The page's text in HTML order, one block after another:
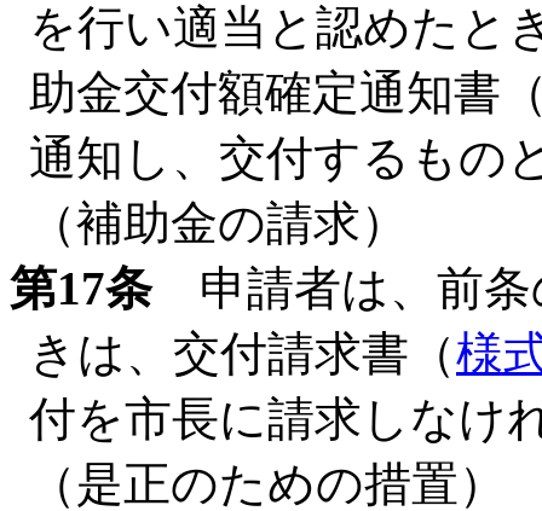
を行い適当と認めたと
助金交付額確定通知書
通知し、交付するもの
（補助金の請求）
第17条申請者は、前条
きは、交付請求書（様
付を市長に請求しなけ
（是正のための措置）